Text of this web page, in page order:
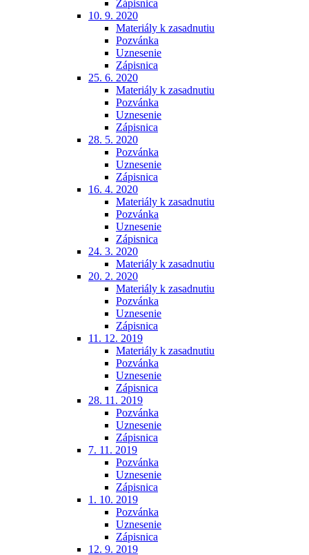
Zápisnica
10. 9. 2020
Materiály k zasadnutiu
Pozvánka
Uznesenie
Zápisnica
25. 6. 2020
Materiály k zasadnutiu
Pozvánka
Uznesenie
Zápisnica
28. 5. 2020
Pozvánka
Uznesenie
Zápisnica
16. 4. 2020
Materiály k zasadnutiu
Pozvánka
Uznesenie
Zápisnica
24. 3. 2020
Materiály k zasadnutiu
20. 2. 2020
Materiály k zasadnutiu
Pozvánka
Uznesenie
Zápisnica
11. 12. 2019
Materiály k zasadnutiu
Pozvánka
Uznesenie
Zápisnica
28. 11. 2019
Pozvánka
Uznesenie
Zápisnica
7. 11. 2019
Pozvánka
Uznesenie
Zápisnica
1. 10. 2019
Pozvánka
Uznesenie
Zápisnica
12. 9. 2019